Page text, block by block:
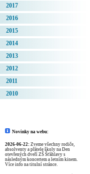
2017
2016
2015
2014
2013
2012
2011
2010
Novinky na webu:
2026-06-22: Zveme všechny rodiče,
absolventy a přátele školy na Den
otevřených dveří ZŠ Šťáhlavy s
následným koncertem a letním kinem.
Více info na titulní stránce.